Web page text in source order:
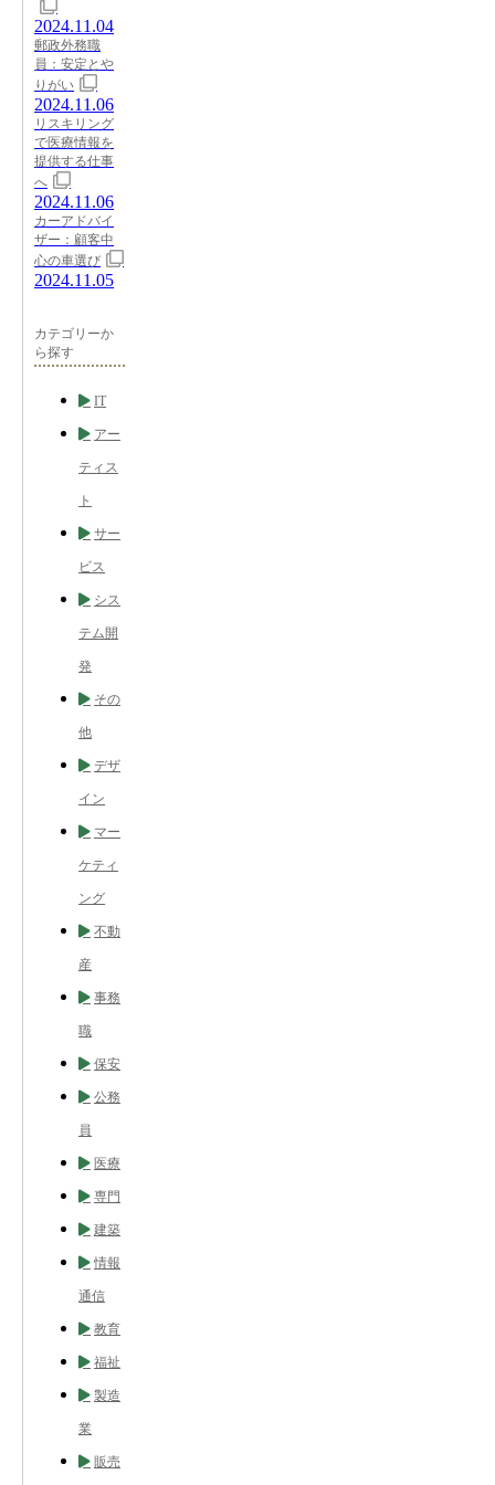
2024.11.04
郵政外務職
員：安定とや
りがい
2024.11.06
リスキリング
で医療情報を
提供する仕事
へ
2024.11.06
カーアドバイ
ザー：顧客中
心の車選び
2024.11.05
カテゴリーか
ら探す
IT
アー
ティス
ト
サー
ビス
シス
テム開
発
その
他
デザ
イン
マー
ケティ
ング
不動
産
事務
職
保安
公務
員
医療
専門
建築
情報
通信
教育
福祉
製造
業
販売